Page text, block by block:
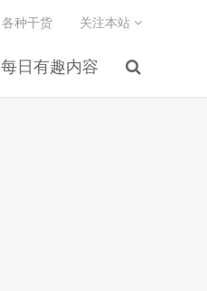
每日有趣内容
各种干货 关注本站